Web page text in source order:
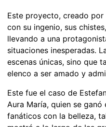
Este proyecto, creado por
con su ingenio, sus
llevando a una
situaciones inesperadas.
escenas únicas, sino que
elenco a ser amado y
Este fue el caso de
Aura María, quien se
fanáticos con la belleza,